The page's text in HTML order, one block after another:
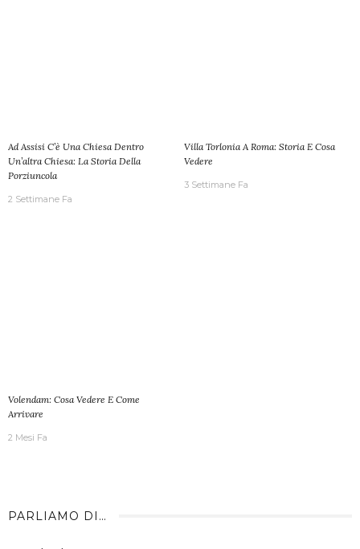
Ad Assisi C’è Una Chiesa Dentro
Un’altra Chiesa: La Storia Della
Porziuncola
2 Settimane Fa
Villa Torlonia A Roma: Storia E Cosa
Vedere
3 Settimane Fa
Volendam: Cosa Vedere E Come
Arrivare
2 Mesi Fa
PARLIAMO DI…